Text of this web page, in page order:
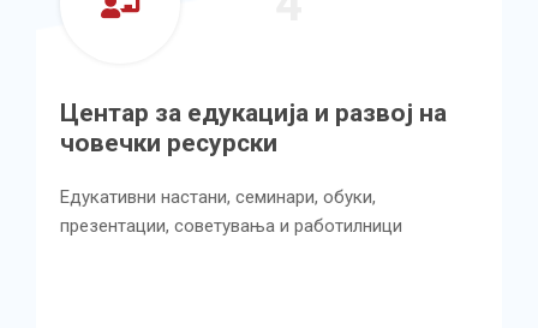
Центар за едукација и развој на
човечки ресурски
Едукативни настани, семинари, обуки,
презентации, советувања и работилници